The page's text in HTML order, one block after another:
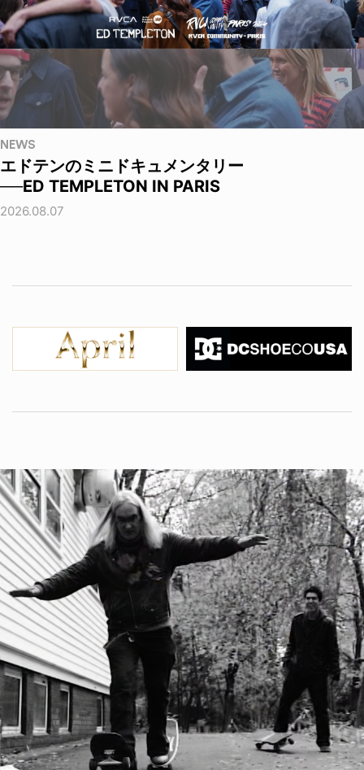
NEWS
エドテンのミニドキュメンタリー
──ED TEMPLETON IN PARIS
2026.08.07